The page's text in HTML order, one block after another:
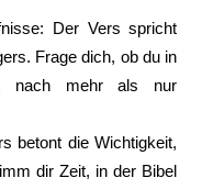
Der Vers spricht
Frage dich, ob du in
nach mehr als nur
betont die Wichtigkeit,
dir Zeit, in der Bibel